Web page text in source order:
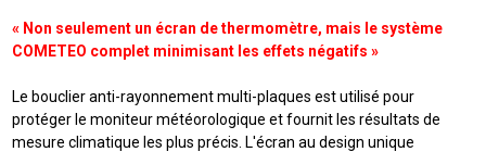
« Non seulement un écran de thermomètre, mais le système
COMETEO complet minimisant les effets négatifs »
Le bouclier anti-rayonnement multi-plaques est utilisé pour
protéger le moniteur météorologique et fournit les résultats de
mesure climatique les plus précis. L'écran au design unique